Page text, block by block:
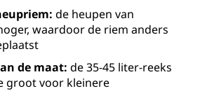
de heupen van
waardoor de riem anders
de maat: de 35-45 liter-reeks
groot voor kleinere